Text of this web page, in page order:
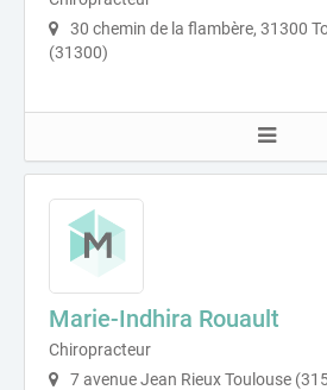
30 chemin de la flambère, 31300
(31300)
Marie-Indhira Rouault
Chiropracteur
7 avenue Jean Rieux Toulouse